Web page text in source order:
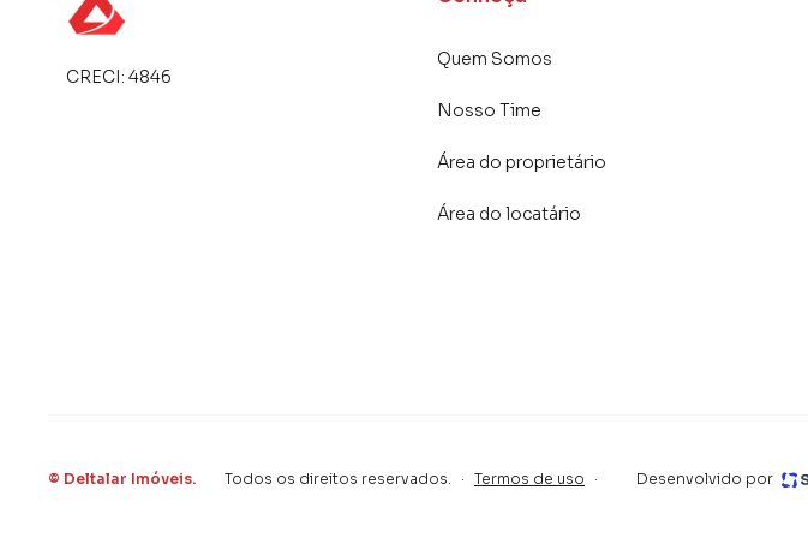
CRECI: 4846
Quem Somos
Nosso Time
Área do proprietário
Área do locatário
© Deltalar Imóveis. Todos os direitos reservados. · Termos de uso · Desenvolvido por